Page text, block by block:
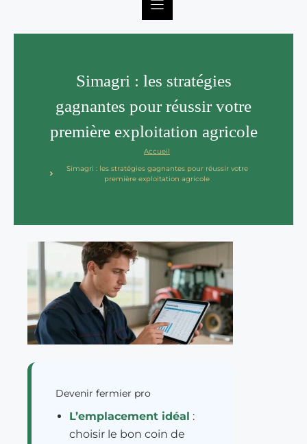
Simagri : les stratégies
gagnantes pour réussir votre
première exploitation agricole
Accueil
Simagri : les stratégies gagnantes pour réussir votre
première exploitation agricole
Devenir fermier pro
L’emplacement idéal :
choisir le bon coin de